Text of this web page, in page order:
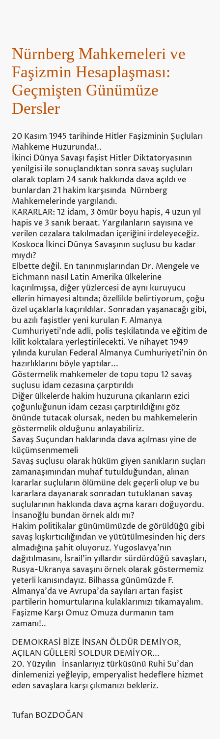
Nürnberg Mahkemeleri ve
Faşizmin Hesaplaşması:
Geçmişten Günümüze
Dersler
20 Kasım 1945 tarihinde Hitler Faşizminin Şuçluları
Mahkeme Huzurunda!..
İkinci Dünya Savaşı faşist Hitler Diktatoryasının
yenilgisi ile sonuçlandıktan sonra savaş suçluları
olarak toplam 24 sanık hakkında dava açıldı ve
bunlardan 21 hakim karşısında Nürnberg
Mahkemelerinde yargılandı.
KARARLAR: 12 idam, 3 ömür boyu hapis, 4 uzun yıl
hapis ve 3 sanık beraat. Yargılanların sayısına ve
verilen cezalara takılmadan içeriğini irdeleyeceğiz.
Koskoca İkinci Dünya Savaşının suçlusu bu kadar
mıydı?
Elbette değil. En tanınmışlarından Dr. Mengele ve
Eichmann nasıl Latin Amerika ülkelerine
kaçırılmışsa, diğer yüzlercesi de aynı kuruyucu
ellerin himayesi altında; özellikle belirtiyorum, çoğu
özel uçaklarla kaçırıldılar. Sonradan yaşanacağı gibi,
bu azılı faşistler yeni kurulan F. Almanya
Cumhuriyeti'nde adli, polis teşkilatında ve eğitim de
kilit koktalara yerleştirilecekti. Ve nihayet 1949
yılında kurulan Federal Almanya Cumhuriyeti'nin ön
hazırlıklarını böyle yaptılar...
Göstermelik mahkemeler de topu topu 12 savaş
suçlusu idam cezasına çarptırıldı
Diğer ülkelerde hakim huzuruna çıkanların ezici
çoğunluğunun idam cezası çarptırıldığını göz
önünde tutacak olursak, neden bu mahkemelerin
göstermelik olduğunu anlayabiliriz.
Savaş Suçundan haklarında dava açılması yine de
küçümsenmemeli
Savaş suçlusu olarak hüküm giyen sanıkların suçları
zamanaşımından muhaf tutulduğundan, alınan
kararlar suçluların ölümüne dek geçerli olup ve bu
kararlara dayanarak sonradan tutuklanan savaş
suçlularının hakkında dava açma kararı doğuyordu.
İnsanoğlu bundan örnek aldı mı?
Hakim politikalar günümümüzde de görüldüğü gibi
savaş kışkırtıcılığından ve yütütülmesinden hiç ders
almadığına şahit oluyoruz. Yugoslavya'nın
dağıtılmasını, İsrail'in yıllardır sürdürdüğü savaşları,
Rusya-Ukranya savaşını örnek olarak göstermemiz
yeterli kanısındayız. Bilhassa günümüzde F.
Almanya'da ve Avrupa'da sayıları artan faşist
partilerin homurtularına kulaklarımızı tıkamayalım.
Faşizme Karşı Omuz Omuza durmanın tam
zamanı!..
DEMOKRASİ BİZE İNSAN ÖLDÜR DEMİYOR,
AÇILAN GÜLLERİ SOLDUR DEMİYOR...
20. Yüzyılın İnsanlarıyız türküsünü Ruhi Su'dan
dinlemenizi yeğleyip, emperyalist hedeflere hizmet
eden savaşlara karşı çıkmanızı bekleriz.
Tufan BOZDOĞAN